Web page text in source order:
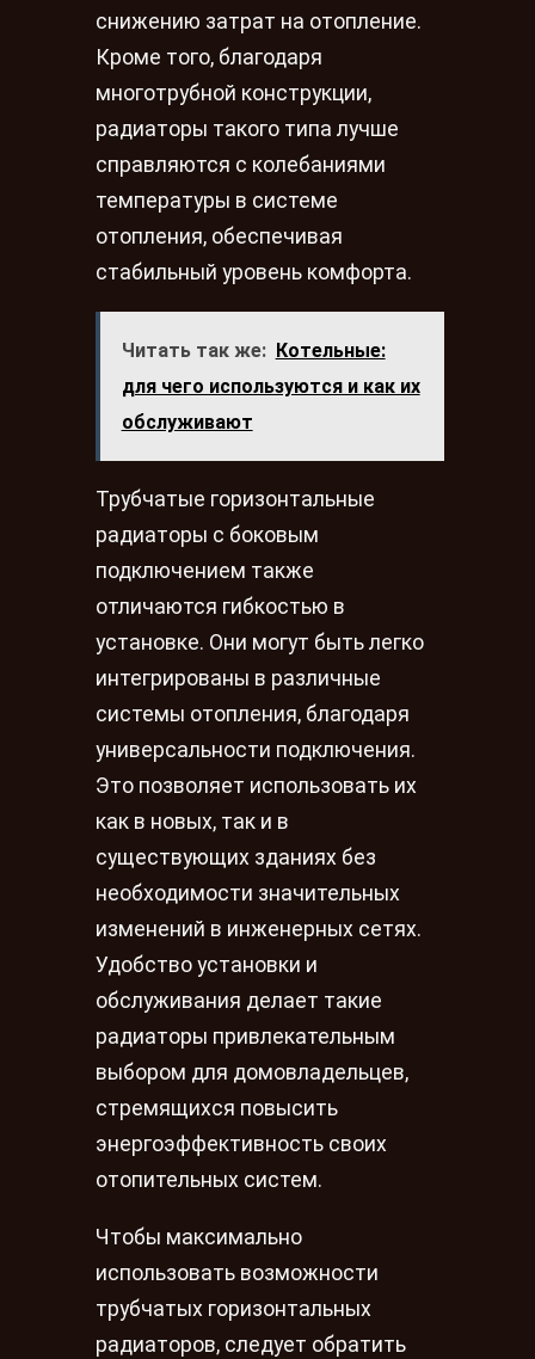
снижению затрат на отопление.
Кроме того, благодаря
многотрубной конструкции,
радиаторы такого типа лучше
справляются с колебаниями
температуры в системе
отопления, обеспечивая
стабильный уровень комфорта.
Читать так же:
Котельные:
для чего используются и как их
обслуживают
Трубчатые горизонтальные
радиаторы с боковым
подключением также
отличаются гибкостью в
установке. Они могут быть легко
интегрированы в различные
системы отопления, благодаря
универсальности подключения.
Это позволяет использовать их
как в новых, так и в
существующих зданиях без
необходимости значительных
изменений в инженерных сетях.
Удобство установки и
обслуживания делает такие
радиаторы привлекательным
выбором для домовладельцев,
стремящихся повысить
энергоэффективность своих
отопительных систем.
Чтобы максимально
использовать возможности
трубчатых горизонтальных
радиаторов, следует обратить